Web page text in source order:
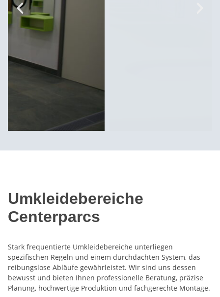
Umkleidebereiche
Centerparcs
Stark frequentierte Umkleidebereiche unterliegen
spezifischen Regeln und einem durchdachten System, das
reibungslose Abläufe gewährleistet. Wir sind uns dessen
bewusst und bieten Ihnen professionelle Beratung, präzise
Planung, hochwertige Produktion und fachgerechte Montage.